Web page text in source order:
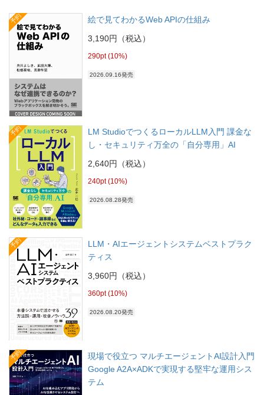
予約
絵で見てわかるWeb APIの仕組み
3,190円（税込）
290pt (10%)
2026.09.16発売
予約
LM StudioでつくるローカルLLM入門 課金な
し・セキュリティ万全の「自分専用」AI
2,640円（税込）
240pt (10%)
2026.08.28発売
予約
LLM・AIエージェントシステムベストプラク
ティス
3,960円（税込）
360pt (10%)
2026.08.20発売
予約
現場で役立つ マルチエージェントAI設計入門
Google A2A×ADKで実現する堅牢な運用シス
テム